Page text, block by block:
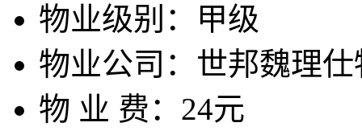
物业级别：
甲级
物业公司： 世邦魏理
物 业 费： 24元